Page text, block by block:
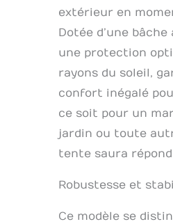
extérieur en
Dotée d’une
une protection
rayons du soleil,
confort inégalé
ce soit pour un
jardin ou toute
tente saura
Robustesse et
Ce modèle se